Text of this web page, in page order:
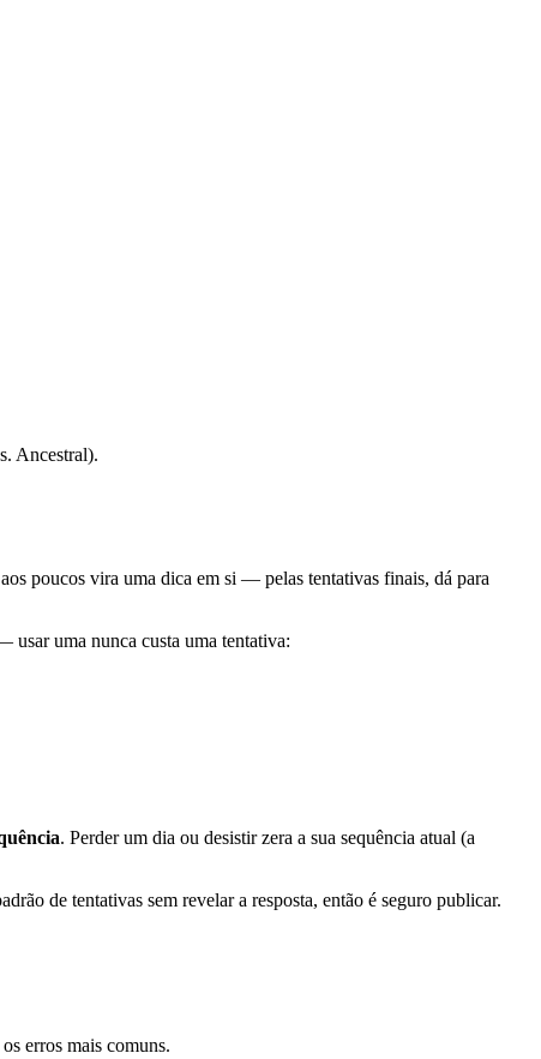
Ancestral).
poucos vira uma dica em si — pelas tentativas finais, dá para
usar uma nunca custa uma tentativa:
. Perder um dia ou desistir zera a sua sequência atual (a
de tentativas sem revelar a resposta, então é seguro publicar.
erros mais comuns.